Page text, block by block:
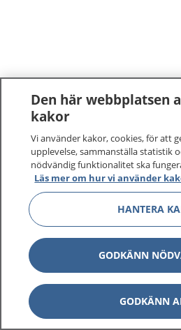
Den här webbplatsen
kakor
Vi använder kakor, cookies, för att
upplevelse, sammanställa statistik
nödvändig funktionalitet ska
Läs mer om hur vi använder
HANTERA
GODKÄNN
GODKÄNN